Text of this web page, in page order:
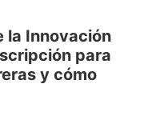
la Innovación
para
y cómo